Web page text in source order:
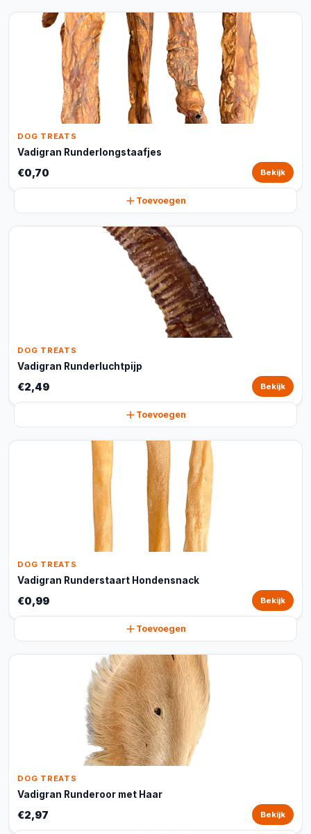
DOG TREATS
Vadigran Runderlongstaafjes
€0,70 Bekijk
Toevoegen
DOG TREATS
Vadigran Runderluchtpijp
€2,49 Bekijk
Toevoegen
DOG TREATS
Vadigran Runderstaart Hondensnack
€0,99 Bekijk
Toevoegen
DOG TREATS
Vadigran Runderoor met Haar
€2,97 Bekijk